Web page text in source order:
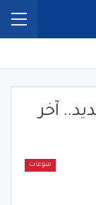
آخر
منوعات